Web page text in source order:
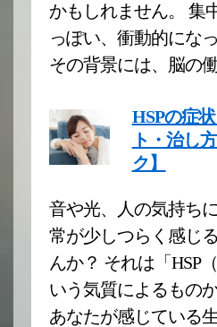
かもしれません。 集
っぽい、衝動的にな
その背景には、脳の
HSPの症
ト・治し
ク】
音や光、人の気持ち
常が少しつらく感じ
んか？ それは「HSP
いう気質によるもの
あなたが感じている